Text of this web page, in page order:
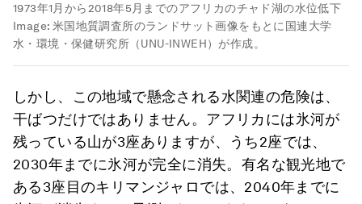
1973年1月から2018年5月までのアフリカのチャド湖の水位低下
Image: 米国地質調査所のランドサット画像をもとに国連大学
水・環境・保健研究所（UNU-INWEH）が作成。
しかし、この地域で懸念される水関連の危険は、
干ばつだけではありません。アフリカには氷河が
残っている山が3座ありますが、うち2座では、
2030年までに氷河が完全に消失。有名な観光地で
ある3座目のキリマンジャロでは、2040年までに